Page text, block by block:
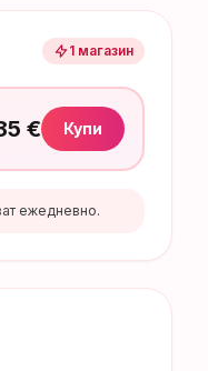
1 магазин
€ Купи
ежедневно.